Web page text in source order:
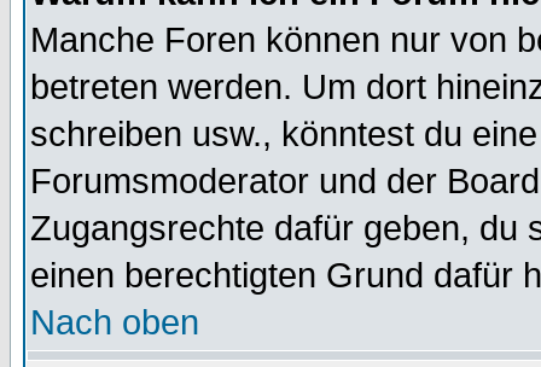
Manche Foren können nur von
betreten werden. Um dort
schreiben usw., könntest du
Forumsmoderator und der
Zugangsrechte dafür geben, du
einen berechtigten Grund dafür
Nach oben